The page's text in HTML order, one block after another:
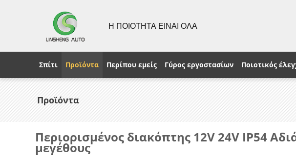
Η ΠΟΙΟΤΗΤΑ ΕΙΝΑΙ ΟΛΑ
Σπίτι Προϊόντα Περίπου εμείς Γύρος εργοστασίων Ποιοτικός
Προϊόντα
Περιορισμένος διακόπτης 12V 24V IP54
μεγέθους